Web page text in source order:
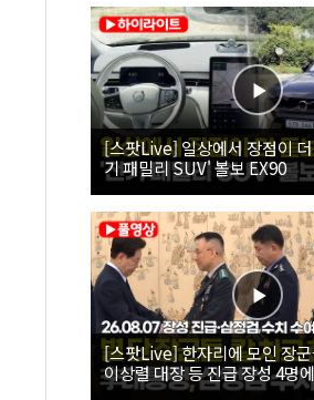
[스팟Live] 일상에서 장점이
기 패밀리 SUV' 볼보 EX90
[스팟Live] 한자리에 모인 장
이상렬 대장 등 진급 장성 4명
직접 수여｜26.08.07 장성 진